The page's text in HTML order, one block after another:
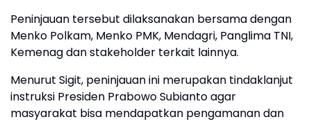
Peninjauan tersebut dilaksanakan bersama dengan
Menko Polkam, Menko PMK, Mendagri, Panglima TNI,
Kemenag dan stakeholder terkait lainnya.
Menurut Sigit, peninjauan ini merupakan tindaklanjut
instruksi Presiden Prabowo Subianto agar
masyarakat bisa mendapatkan pengamanan dan